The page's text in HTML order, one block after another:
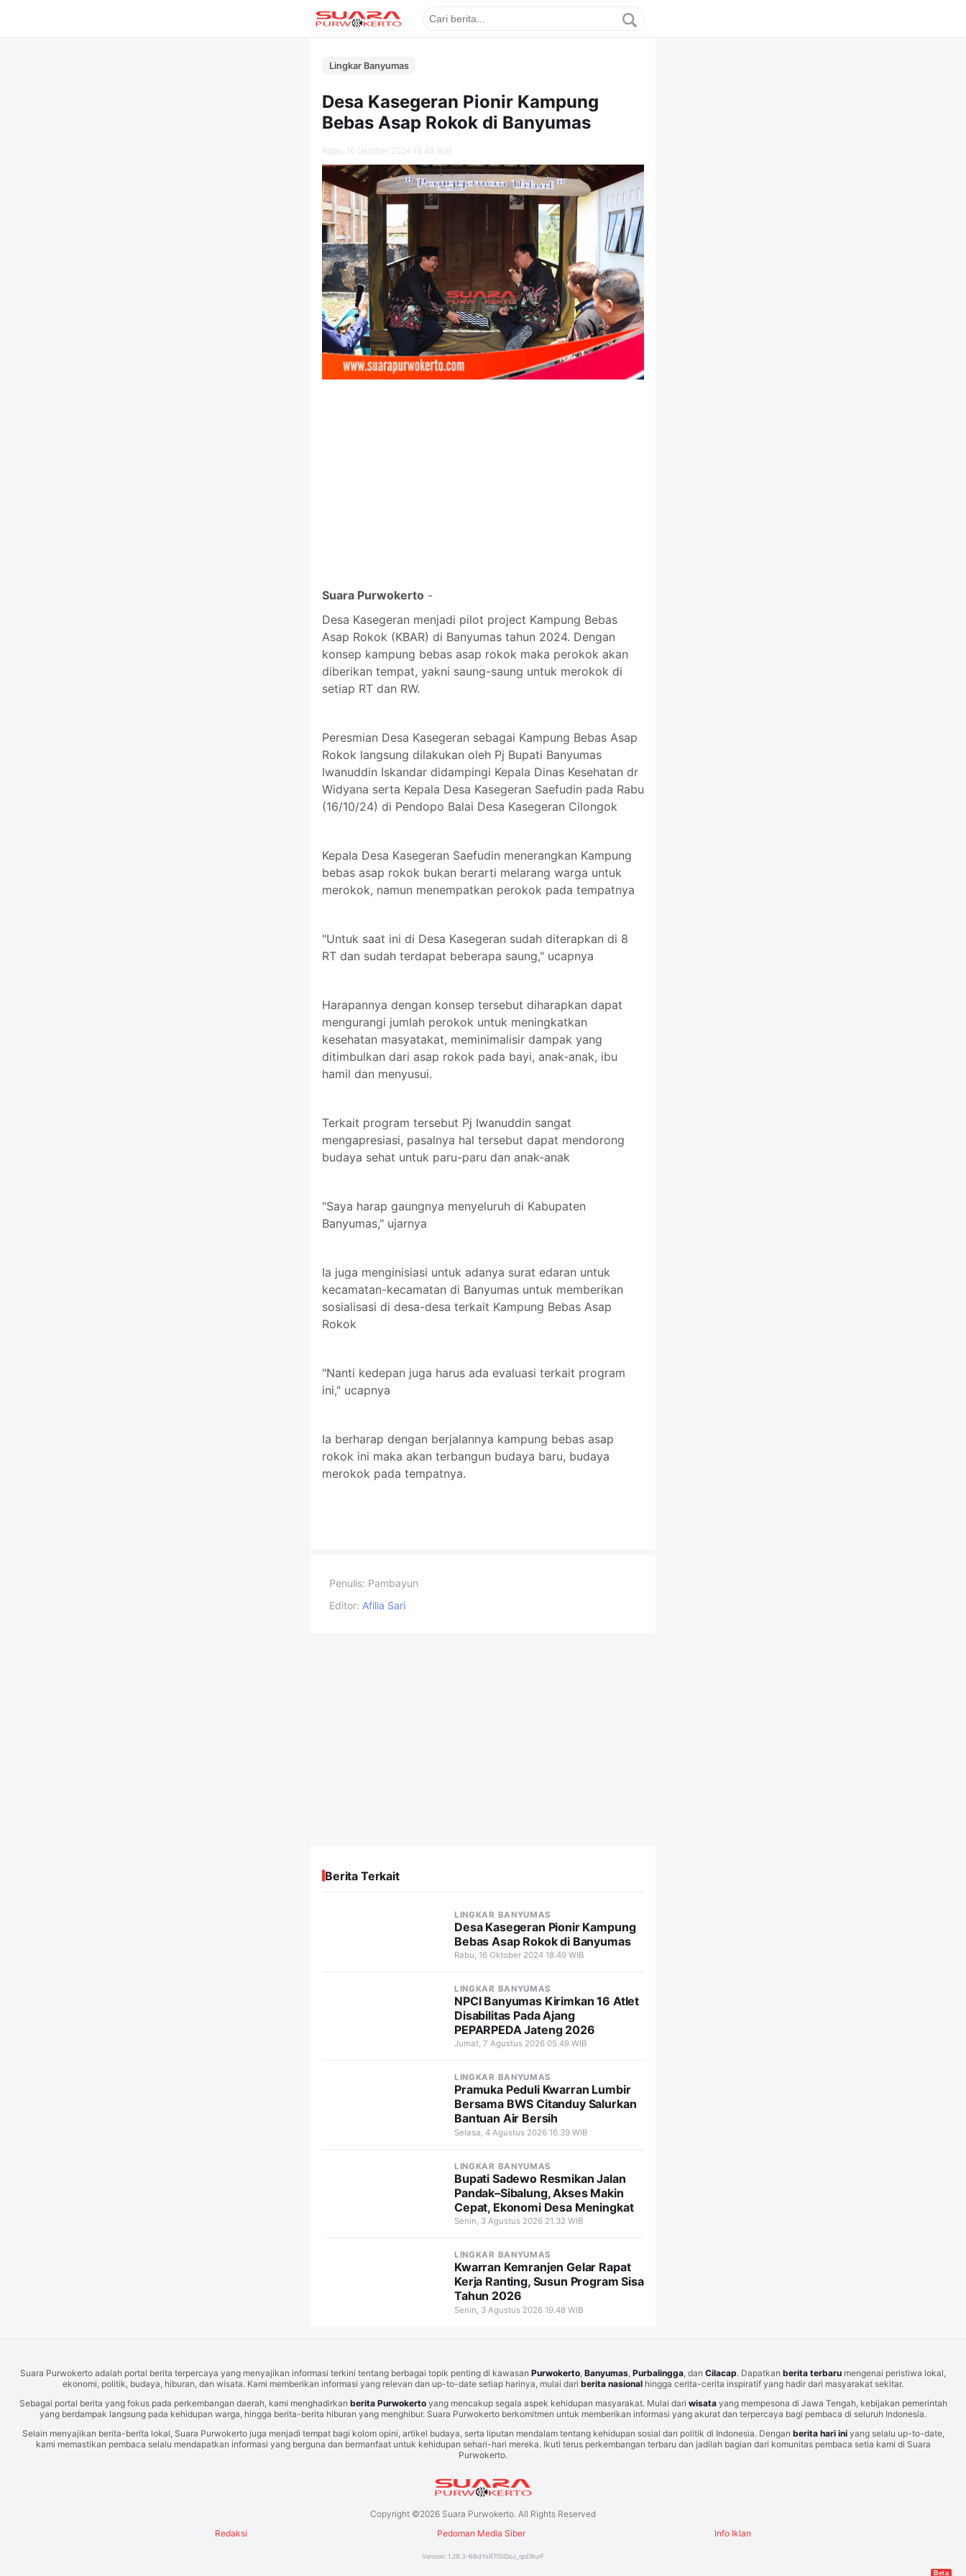
Lingkar Banyumas
Desa Kasegeran Pionir Kampung
Bebas Asap Rokok di Banyumas
Rabu, 16 Oktober 2024 18.49 WIB
Suara Purwokerto -
Desa Kasegeran menjadi pilot project Kampung Bebas
Asap Rokok (KBAR) di Banyumas tahun 2024. Dengan
konsep kampung bebas asap rokok maka perokok akan
diberikan tempat, yakni saung-saung untuk merokok di
setiap RT dan RW.
Peresmian Desa Kasegeran sebagai Kampung Bebas Asap
Rokok langsung dilakukan oleh Pj Bupati Banyumas
Iwanuddin Iskandar didampingi Kepala Dinas Kesehatan dr
Widyana serta Kepala Desa Kasegeran Saefudin pada Rabu
(16/10/24) di Pendopo Balai Desa Kasegeran Cilongok
Kepala Desa Kasegeran Saefudin menerangkan Kampung
bebas asap rokok bukan berarti melarang warga untuk
merokok, namun menempatkan perokok pada tempatnya
"Untuk saat ini di Desa Kasegeran sudah diterapkan di 8
RT dan sudah terdapat beberapa saung," ucapnya
Harapannya dengan konsep tersebut diharapkan dapat
mengurangi jumlah perokok untuk meningkatkan
kesehatan masyatakat, meminimalisir dampak yang
ditimbulkan dari asap rokok pada bayi, anak-anak, ibu
hamil dan menyusui.
Terkait program tersebut Pj Iwanuddin sangat
mengapresiasi, pasalnya hal tersebut dapat mendorong
budaya sehat untuk paru-paru dan anak-anak
"Saya harap gaungnya menyeluruh di Kabupaten
Banyumas," ujarnya
Ia juga menginisiasi untuk adanya surat edaran untuk
kecamatan-kecamatan di Banyumas untuk memberikan
sosialisasi di desa-desa terkait Kampung Bebas Asap
Rokok
"Nanti kedepan juga harus ada evaluasi terkait program
ini," ucapnya
Ia berharap dengan berjalannya kampung bebas asap
rokok ini maka akan terbangun budaya baru, budaya
merokok pada tempatnya.
Penulis: Pambayun
Editor: Afilia Sari
Berita Terkait
LINGKAR BANYUMAS
Desa Kasegeran Pionir Kampung
Bebas Asap Rokok di Banyumas
Rabu, 16 Oktober 2024 18.49 WIB
LINGKAR BANYUMAS
NPCI Banyumas Kirimkan 16 Atlet
Disabilitas Pada Ajang
PEPARPEDA Jateng 2026
Jumat, 7 Agustus 2026 05.49 WIB
LINGKAR BANYUMAS
Pramuka Peduli Kwarran Lumbir
Bersama BWS Citanduy Salurkan
Bantuan Air Bersih
Selasa, 4 Agustus 2026 16.39 WIB
LINGKAR BANYUMAS
Bupati Sadewo Resmikan Jalan
Pandak–Sibalung, Akses Makin
Cepat, Ekonomi Desa Meningkat
Senin, 3 Agustus 2026 21.32 WIB
LINGKAR BANYUMAS
Kwarran Kemranjen Gelar Rapat
Kerja Ranting, Susun Program Sisa
Tahun 2026
Senin, 3 Agustus 2026 19.48 WIB
Suara Purwokerto adalah portal berita terpercaya yang menyajikan informasi terkini tentang berbagai topik penting di kawasan Purwokerto Banyumas Purbalingga , dan Cilacap. Dapatkan berita terbaru mengenai peristiwa lokal,
ekonomi, politik, budaya, hiburan, dan wisata. Kami memberikan informasi yang relevan dan up-to-date setiap harinya, mulai dari berita nasional hingga cerita-cerita inspiratif yang hadir dari masyarakat sekitar.
Sebagai portal berita yang fokus pada perkembangan daerah, kami menghadirkan berita Purwokertoyang mencakup segala aspek kehidupan masyarakat. Mulai dari wisatayang mempesona di Jawa Tengah, kebijakan pemerintah
yang berdampak langsung pada kehidupan warga, hingga berita-berita hiburan yang menghibur. Suara Purwokerto berkomitmen untuk memberikan informasi yang akurat dan terpercaya bagi pembaca di seluruh Indonesia.
Selain menyajikan berita-berita lokal, Suara Purwokerto juga menjadi tempat bagi kolom opini, artikel budaya, serta liputan mendalam tentang kehidupan sosial dan politik di Indonesia. Dengan berita hari iniyang selalu up-to-date,
kami memastikan pembaca selalu mendapatkan informasi yang berguna dan bermanfaat untuk kehidupan sehari-hari mereka. Ikuti terus perkembangan terbaru dan jadilah bagian dari komunitas pembaca setia kami di Suara
Purwokerto.
Copyright ©2026 Suara Purwokerto. All Rights Reserved
Redaksi
Pedoman Media Siber Info Iklan
Version: 1.29.3-BBdYsR7lGiDoJ_qoD9urF
Beta